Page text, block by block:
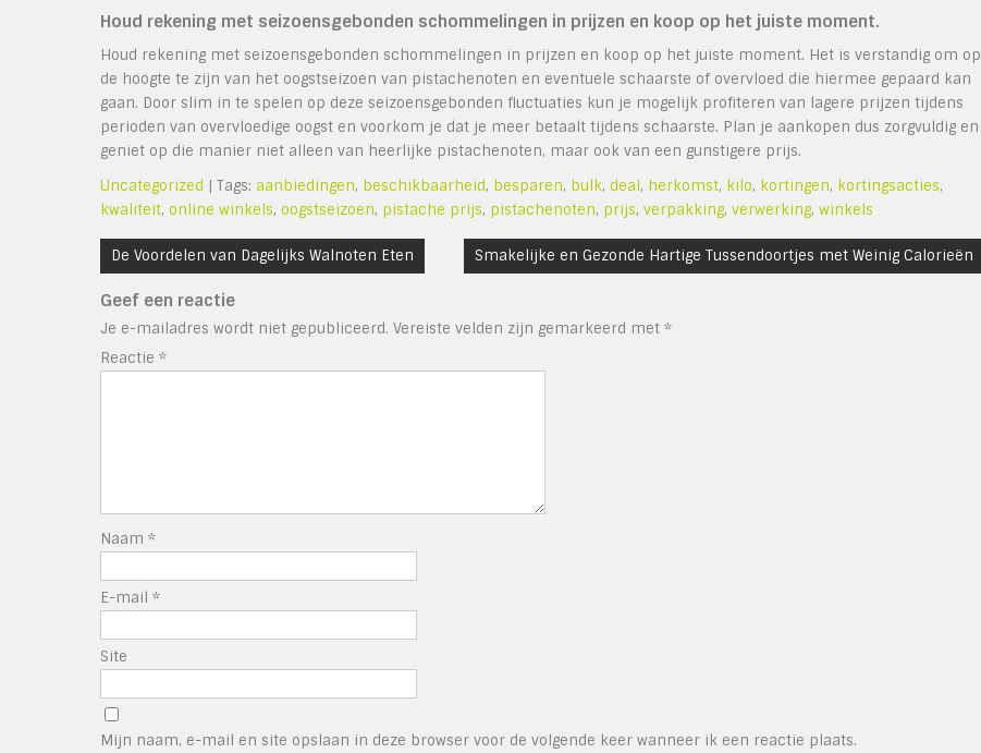
Houd rekening met seizoensgebonden schommelingen in prijzen en koop op het juiste moment.
Houd rekening met seizoensgebonden schommelingen in prijzen en koop op het juiste moment. Het is verstandig om op
de hoogte te zijn van het oogstseizoen van pistachenoten en eventuele schaarste of overvloed die hiermee gepaard kan
gaan. Door slim in te spelen op deze seizoensgebonden fluctuaties kun je mogelijk profiteren van lagere prijzen tijdens
perioden van overvloedige oogst en voorkom je dat je meer betaalt tijdens schaarste. Plan je aankopen dus zorgvuldig en
geniet op die manier niet alleen van heerlijke pistachenoten, maar ook van een gunstigere prijs.
Uncategorized | Tags: aanbiedingen, beschikbaarheid, besparen, bulk, deal, herkomst, kilo, kortingen, kortingsacties,
kwaliteit, online winkels, oogstseizoen, pistache prijs, pistachenoten, prijs, verpakking, verwerking, winkels
Bericht
navigatie
De Voordelen van Dagelijks Walnoten Eten Smakelijke en Gezonde Hartige Tussendoortjes met Weinig Calorieën
Geef een reactie
Je e-mailadres wordt niet gepubliceerd. Vereiste velden zijn gemarkeerd met *
Reactie *
Naam *
E-mail *
Site
Mijn naam, e-mail en site opslaan in deze browser voor de volgende keer wanneer ik een reactie plaats.